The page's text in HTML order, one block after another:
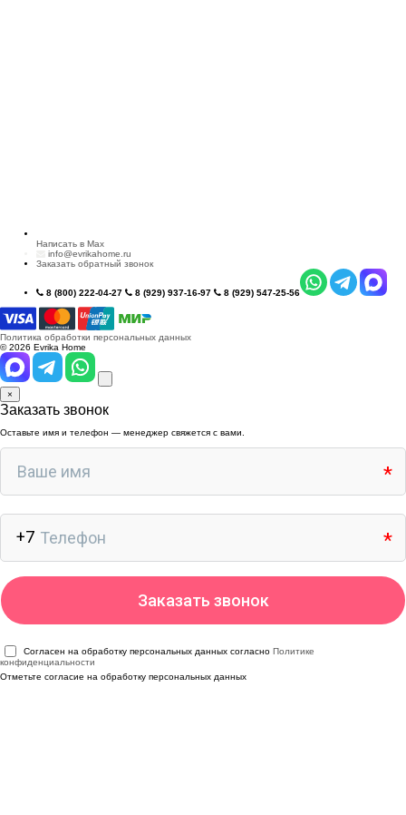
Написать в Max
info@evrikahome.ru
Заказать обратный звонок
8 (800) 222-04-27 8 (929) 937-16-97 8 (929) 547-25-56
Политика обработки персональных данных
© 2026 Evrika Home
×
Заказать звонок
Оставьте имя и телефон — менеджер свяжется с вами.
Согласен на обработку персональных данных согласно Политике
конфиденциальности
Отметьте согласие на обработку персональных данных